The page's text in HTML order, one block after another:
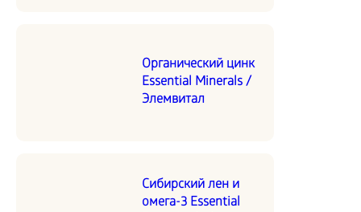
Органический цинк
Essential Minerals /
Элемвитал
Сибирский лен и
омега-3 Essential